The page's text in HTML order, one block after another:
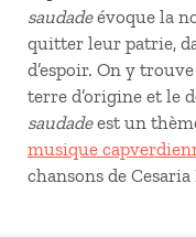
saudadeévoque la
quitter leur patrie,
d’espoir. On y
terre d’origine et le
saudadeest un
musique
chansons de Cesaria